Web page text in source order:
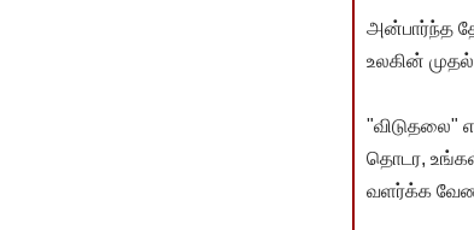
அன்பார்ந்த
உலகின் முதல்
"விடுதலை"
தொடர, உங்கள்
வளர்க்க